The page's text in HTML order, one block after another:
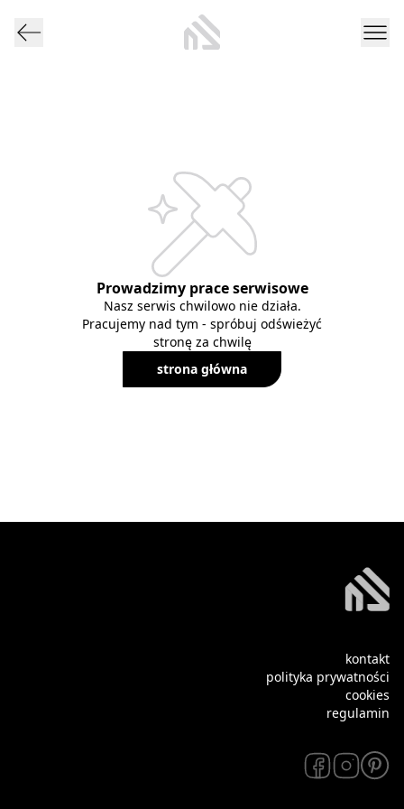
Prowadzimy prace serwisowe
Nasz serwis chwilowo nie działa.
Pracujemy nad tym - spróbuj odświeżyć
stronę za chwilę
strona główna
kontakt
polityka prywatności
cookies
regulamin